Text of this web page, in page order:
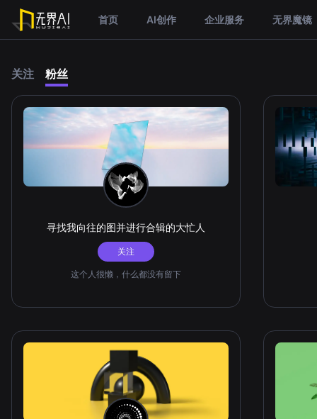
首页 AI创作 企业服务 无界魔镜
关注 粉丝
寻找我向往的图并进行合辑的大忙人
关注
这个人很懒，什么都没有留下